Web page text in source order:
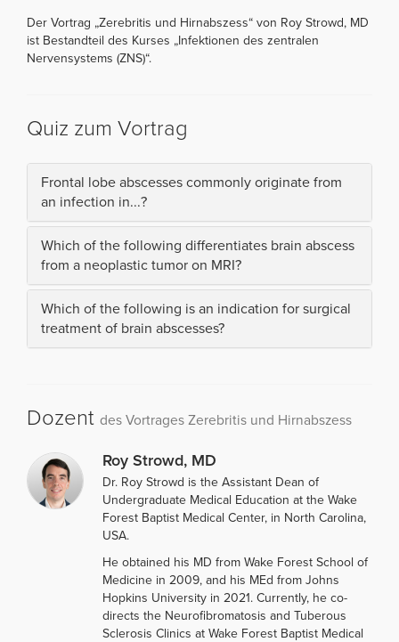
Der Vortrag „Zerebritis und Hirnabszess“ von Roy Strowd, MD
ist Bestandteil des Kurses „Infektionen des zentralen
Nervensystems (ZNS)“.
Quiz zum Vortrag
Frontal lobe abscesses commonly originate from
an infection in...?
Which of the following differentiates brain abscess
from a neoplastic tumor on MRI?
Which of the following is an indication for surgical
treatment of brain abscesses?
Dozent des Vortrages Zerebritis und Hirnabszess
Roy Strowd, MD
Dr. Roy Strowd is the Assistant Dean of
Undergraduate Medical Education at the Wake
Forest Baptist Medical Center, in North Carolina,
USA.
He obtained his MD from Wake Forest School of
Medicine in 2009, and his MEd from Johns
Hopkins University in 2021. Currently, he co-
directs the Neurofibromatosis and Tuberous
Sclerosis Clinics at Wake Forest Baptist Medical